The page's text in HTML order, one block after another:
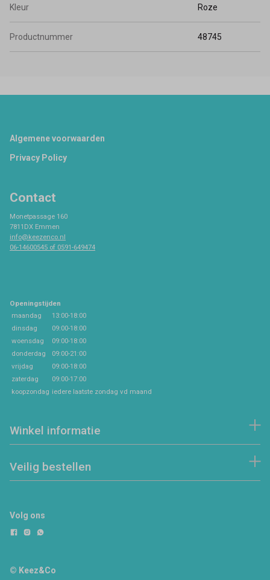
Kleur Roze
Productnummer 48745
Footer
Algemene voorwaarden
Privacy Policy
Contact
Monetpassage 160
7811DX Emmen
info@keezenco.nl
06-14600545 of 0591-649474
Openingstijden
maandag
13:00-18:00
dinsdag
09:00-18:00
woensdag
09:00-18:00
donderdag
09:00-21:00
vrijdag
09:00-18:00
zaterdag
09:00-17:00
koopzondag iedere laatste zondag vd maand
Winkel informatie
Veilig bestellen
Volg ons
© Keez&Co